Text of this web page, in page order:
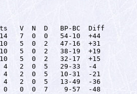
V  N  D   BP-BC  Diff
7  0  0   54-10  +44
5  0  2   47-16  +31
10   5  0  2   38-19  +19
5  0  2   32-17  +15
2  0  5   29-33  -4
2  0  5   10-31  -21
2  0  5   13-49  -36
0  0  7    9-57  -48